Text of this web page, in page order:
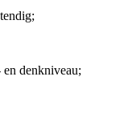
denkniveau;